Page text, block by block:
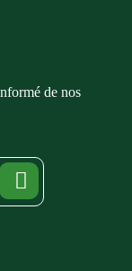
de nos